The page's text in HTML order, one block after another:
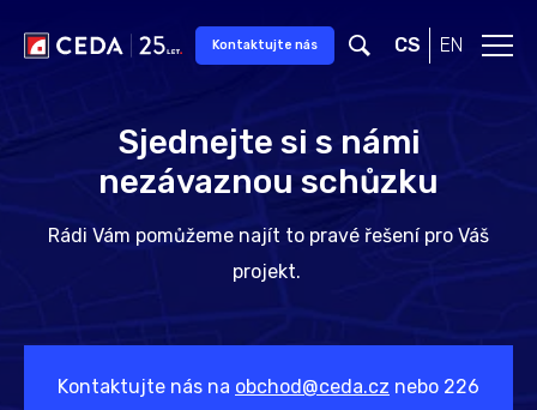
Kontaktujte nás CS EN
Sjednejte si s námi
nezávaznou schůzku
Rádi Vám pomůžeme najít to pravé řešení pro Váš
projekt.
Kontaktujte nás na obchod@ceda.cz nebo 226